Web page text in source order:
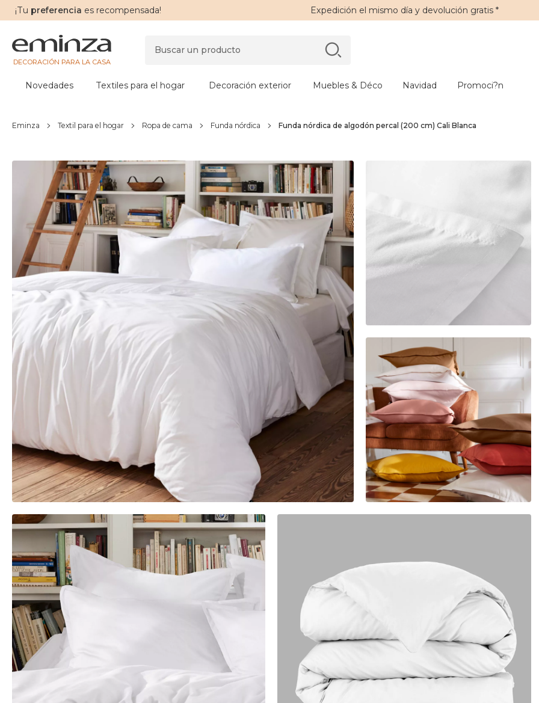
¡Tu preferencia es recompensada! Expedición el mismo día y devolución gratis*
DECORACIÓN PARA LA CASA
Novedades Textiles para el hogar Decoración exterior Muebles & Déco Navidad Promoci?n
Eminza Textil para el hogar Ropa de cama Funda nórdica Funda nórdica de algodón percal (200 cm) Cali Blanca